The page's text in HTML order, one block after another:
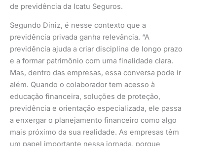
de previdência da Icatu Seguros.
Segundo Diniz, é nesse contexto que a
previdência privada ganha relevância. “A
previdência ajuda a criar disciplina de longo prazo
e a formar patrimônio com uma finalidade clara.
Mas, dentro das empresas, essa conversa pode ir
além. Quando o colaborador tem acesso à
educação financeira, soluções de proteção,
previdência e orientação especializada, ele passa
a enxergar o planejamento financeiro como algo
mais próximo da sua realidade. As empresas têm
um papel importante nessa jornada, porque